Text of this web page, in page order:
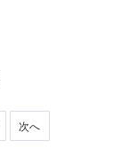
次へ